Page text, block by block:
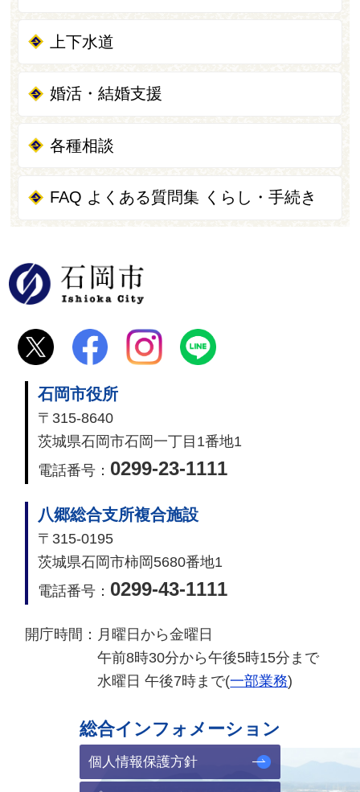
上下水道
婚活・結婚支援
各種相談
FAQ よくある質問集 くらし・手続き
石岡市役所
〒315-8640
茨城県石岡市石岡一丁目1番地1
電話番号： 0299-23-1111
八郷総合支所複合施設
〒315-0195
茨城県石岡市柿岡5680番地1
電話番号： 0299-43-1111
開庁時間： 月曜日から金曜日
午前8時30分から午後5時15分まで
水曜日 午後7時まで(一部業務)
総合インフォメーション
個人情報保護方針